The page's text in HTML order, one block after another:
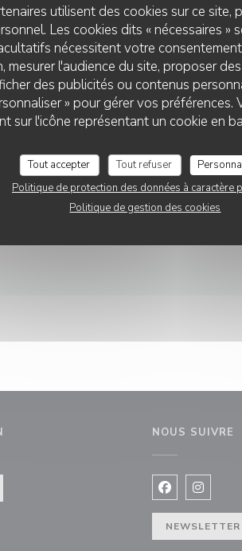
utilisent des cookies sur ce
Les cookies dits « nécessaires
nécessitent votre
mesurer l'audience du site, proposer
des publicités ou contenus
» pour gérer vos
sur l'icône représentant un cookie en
Tout accepter Tout refuser
Politique de protection des données à caractère
Politique de gestion des cookies
NOUS SUIVRE
Facebook
NEWSLETTER